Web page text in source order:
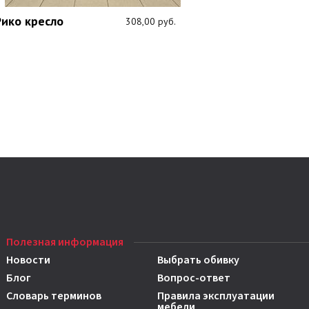
кресло 308,00 руб.
Полезная информация
Новости
Выбрать обивку
Блог
Вопрос-ответ
Словарь терминов
Правила эксплуатации